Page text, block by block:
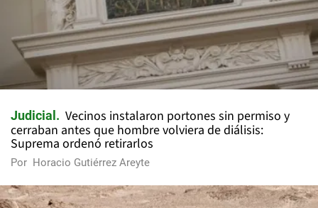
Judicial
Vecinos instalaron portones sin permiso y
cerraban antes que hombre volviera de diálisis:
Suprema ordenó retirarlos
Por Horacio Gutiérrez Areyte